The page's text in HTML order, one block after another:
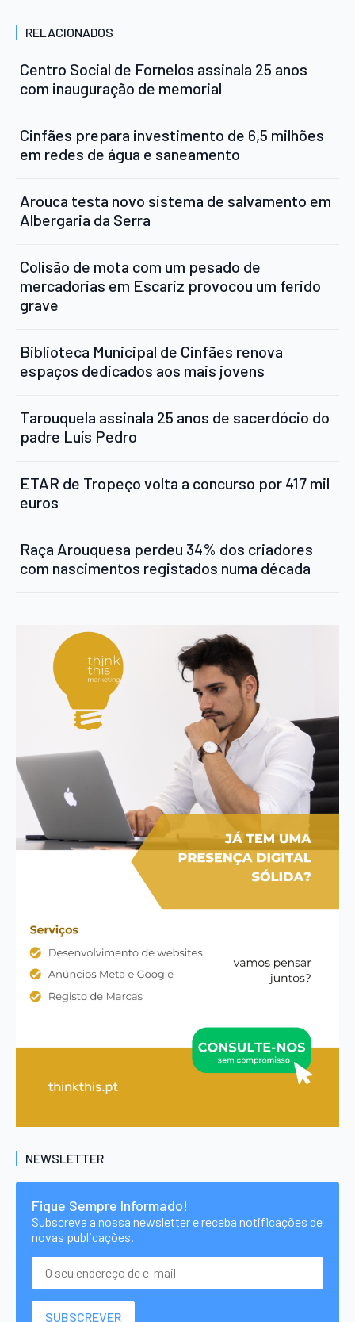
RELACIONADOS
Centro Social de Fornelos assinala 25 anos
com inauguração de memorial
Cinfães prepara investimento de 6,5 milhões
em redes de água e saneamento
Arouca testa novo sistema de salvamento em
Albergaria da Serra
Colisão de mota com um pesado de
mercadorias em Escariz provocou um ferido
grave
Biblioteca Municipal de Cinfães renova
espaços dedicados aos mais jovens
Tarouquela assinala 25 anos de sacerdócio do
padre Luís Pedro
ETAR de Tropeço volta a concurso por 417 mil
euros
Raça Arouquesa perdeu 34% dos criadores
com nascimentos registados numa década
NEWSLETTER
Fique Sempre Informado!
Subscreva a nossa newsletter e receba notificações de
novas publicações.